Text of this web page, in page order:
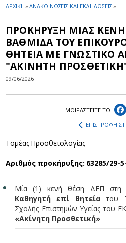
ΑΡΧΙΚΗ» ΑΝΑΚΟΙΝΩΣΕΙΣ ΚΑΙ ΕΚΔΗΛΩΣΕΙΣ»
ΠΡΟΚΗΡΥΞΗ ΜΙΑΣ
ΒΑΘΜΙΔΑ ΤΟΥ
ΘΗΤΕΙΑ ΜΕ ΓΝΩΣΤΙΚΟ
"ΑΚΙΝΗΤΗ
09/06/2026
ΜΟΙΡΑΣΤEIΤΕ ΤΟ:
ΕΠΙΣΤΡΟΦΗ
Τομέας Προσθετολογίας
Αριθμός προκήρυξης: 63285/29-
Μία (1) κενή θέση ΔΕΠ στη
Καθηγητή επί θητείατου
Σχολής Επιστημών Υγείας του
«Ακίνητη Προσθετική»